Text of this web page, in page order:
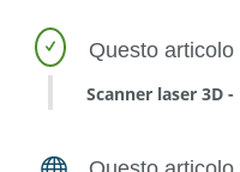
Scanner laser 3D